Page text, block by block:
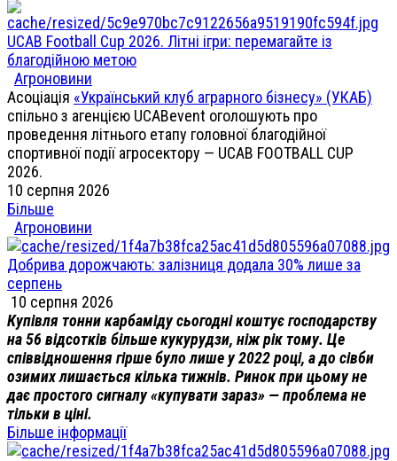
UCAB Football Cup 2026. Літні ігри: перемагайте із
благодійною метою
Агроновини
Асоціація «Український клуб аграрного бізнесу» (УКАБ)
спільно з агенцією UCABevent оголошують про
проведення літнього етапу головної благодійної
спортивної події агросектору — UCAB FOOTBALL CUP
2026.
10 серпня 2026
Більше
Агроновини
Добрива дорожчають: залізниця додала 30% лише за
серпень
10 серпня 2026
Купівля тонни карбаміду сьогодні коштує господарству
на 56 відсотків більше кукурудзи, ніж рік тому. Це
співвідношення гірше було лише у 2022 році, а до сівби
озимих лишається кілька тижнів. Ринок при цьому не
дає простого сигналу «купувати зараз» — проблема не
тільки в ціні.
Більше інформації